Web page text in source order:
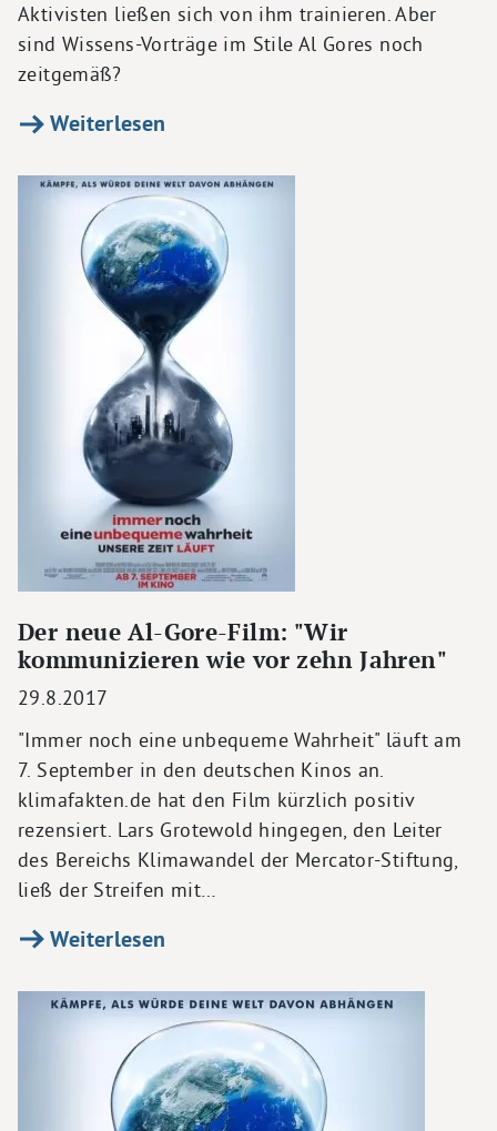
Aktivisten ließen sich von ihm trainieren. Aber
sind Wissens-Vorträge im Stile Al Gores noch
zeitgemäß?
Weiterlesen
Der neue Al-Gore-Film: "Wir
kommunizieren wie vor zehn Jahren"
29.8.2017
"Immer noch eine unbequeme Wahrheit" läuft am
7. September in den deutschen Kinos an.
klimafakten.de hat den Film kürzlich positiv
rezensiert. Lars Grotewold hingegen, den Leiter
des Bereichs Klimawandel der Mercator-Stiftung,
ließ der Streifen mit…
Weiterlesen